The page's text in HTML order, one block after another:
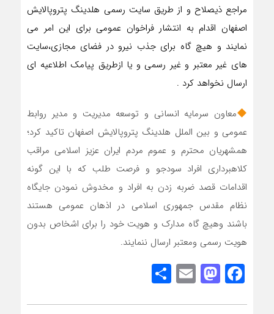
مراجع ذیصلاح و از طریق سایت رسمی هلدینگ پتروپالایش
اصفهان اقدام به انتشار فراخوان عمومی برای این امر می
نمایند و هیچ گاه برای جذب نیرو در فضای مجازی،سایت
های غیر معتبر و غیر رسمی و یا ازطریق پیامک اطلاعیه ای
ارسال نخواهد کرد .
معاون سرمایه انسانی و توسعه مدیریت و مدیر روابط
عمومی و بین الملل هلدینگ پتروپالایش اصفهان تاکید کرد؛
همشهریان محترم و عموم مردم ایران عزیز اسلامی مراقب
کلاهبرداری افراد سودجو و فرصت طلب که با این گونه
اقدامات قصد ضربه زدن به افراد و مخدوش نمودن جایگاه
نظام مقدس جمهوری اسلامی در اذهان عمومی هستند
باشند وهیچ گاه مدارک و هویت خود را برای اشخاص بدون
هویت رسمی ومعتبر ارسال ننمایند.
Facebook
Mastodon
Email